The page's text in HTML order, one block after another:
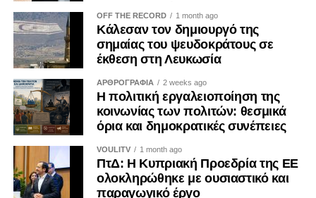
OFF THE RECORD 1 month ago
Κάλεσαν τον δημιουργό της
σημαίας του ψευδοκράτους σε
έκθεση στη Λευκωσία
ΑΡΘΡΟΓΡΑΦΙΑ 2 weeks ago
Η πολιτική εργαλειοποίηση της
κοινωνίας των πολιτών: θεσμικά
όρια και δημοκρατικές συνέπειες
VOULITV 1 month ago
ΠτΔ: Η Κυπριακή Προεδρία της ΕΕ
ολοκληρώθηκε με ουσιαστικό και
παραγωγικό έργο